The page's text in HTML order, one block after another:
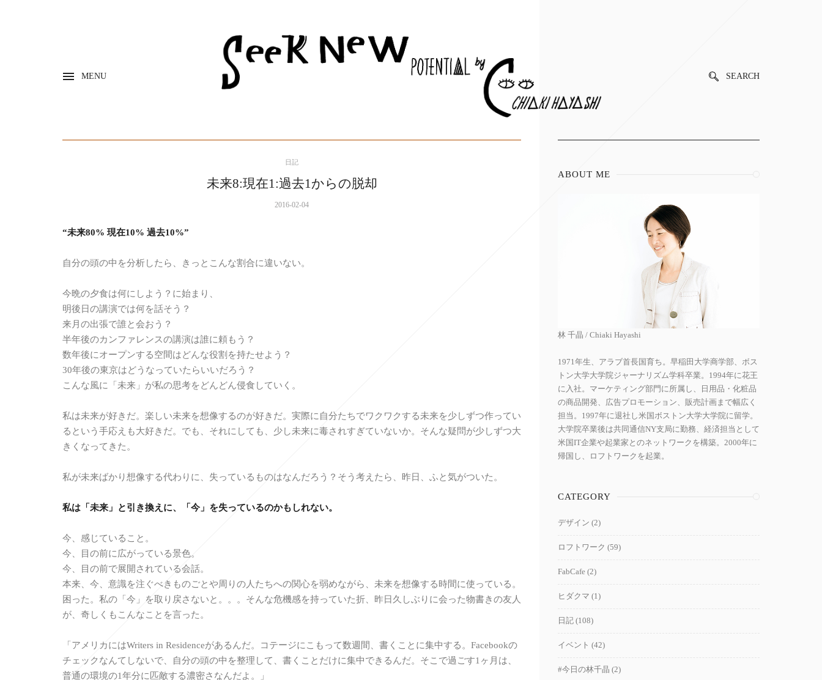
MENU SEARCH
日記
未来8:現在1:過去1からの脱却
2016-02-04
“未来80% 現在10% 過去10%”
自分の頭の中を分析したら、きっとこんな割合に違いない。
今晩の夕食は何にしよう？に始まり、
明後日の講演では何を話そう？
来月の出張で誰と会おう？
半年後のカンファレンスの講演は誰に頼もう？
数年後にオープンする空間はどんな役割を持たせよう？
30年後の東京はどうなっていたらいいだろう？
こんな風に「未来」が私の思考をどんどん侵食していく。
私は未来が好きだ。楽しい未来を想像するのが好きだ。実際に自分たちでワクワクする未来を少しずつ作ってい
るという手応えも大好きだ。でも、それにしても、少し未来に毒されすぎていないか。そんな疑問が少しずつ大
きくなってきた。
私が未来ばかり想像する代わりに、失っているものはなんだろう？そう考えたら、昨日、ふと気がついた。
私は「未来」と引き換えに、「今」を失っているのかもしれない。
今、感じていること。
今、目の前に広がっている景色。
今、目の前で展開されている会話。
本来、今、意識を注ぐべきものごとや周りの人たちへの関心を弱めながら、未来を想像する時間に使っている。
困った。私の「今」を取り戻さないと。。。そんな危機感を持っていた折、昨日久しぶりに会った物書きの友人
が、奇しくもこんなことを言った。
「アメリカにはWriters in Residenceがあるんだ。コテージにこもって数週間、書くことに集中する。Facebookの
チェックなんてしないで、自分の頭の中を整理して、書くことだけに集中できるんだ。そこで過ごす1ヶ月は、
普通の環境の1年分に匹敵する濃密さなんだよ。」
ABOUT ME
林 千晶 / Chiaki Hayashi
1971年生、アラブ首長国育ち。早稲田大学商学部、ボス
トン大学大学院ジャーナリズム学科卒業。1994年に花王
に入社。マーケティング部門に所属し、日用品・化粧品
の商品開発、広告プロモーション、販売計画まで幅広く
担当。1997年に退社し米国ボストン大学大学院に留学。
大学院卒業後は共同通信NY支局に勤務、経済担当として
米国IT企業や起業家とのネットワークを構築。2000年に
帰国し、ロフトワークを起業。
CATEGORY
デザイン (2)
ロフトワーク (59)
FabCafe (2)
ヒダクマ (1)
日記 (108)
イベント (42)
#今日の林千晶 (2)